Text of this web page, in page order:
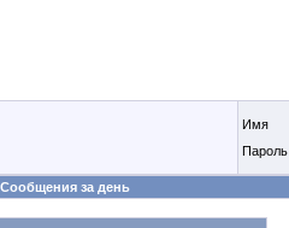
Имя
Пароль
Сообщения за день